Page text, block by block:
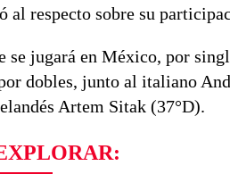
al respecto sobre su
se jugará en México, por
dobles, junto al italiano
Artem Sitak (37°D).